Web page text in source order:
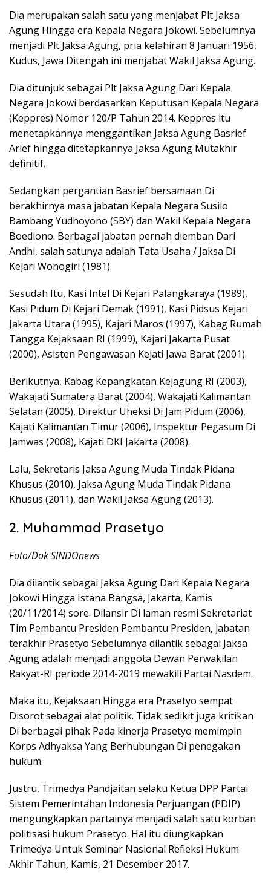
Dia merupakan salah satu yang menjabat Plt Jaksa
Agung Hingga era Kepala Negara Jokowi. Sebelumnya
menjadi Plt Jaksa Agung, pria kelahiran 8 Januari 1956,
Kudus, Jawa Ditengah ini menjabat Wakil Jaksa Agung.
Dia ditunjuk sebagai Plt Jaksa Agung Dari Kepala
Negara Jokowi berdasarkan Keputusan Kepala Negara
(Keppres) Nomor 120/P Tahun 2014. Keppres itu
menetapkannya menggantikan Jaksa Agung Basrief
Arief hingga ditetapkannya Jaksa Agung Mutakhir
definitif.
Sedangkan pergantian Basrief bersamaan Di
berakhirnya masa jabatan Kepala Negara Susilo
Bambang Yudhoyono (SBY) dan Wakil Kepala Negara
Boediono. Berbagai jabatan pernah diemban Dari
Andhi, salah satunya adalah Tata Usaha / Jaksa Di
Kejari Wonogiri (1981).
Sesudah Itu, Kasi Intel Di Kejari Palangkaraya (1989),
Kasi Pidum Di Kejari Demak (1991), Kasi Pidsus Kejari
Jakarta Utara (1995), Kajari Maros (1997), Kabag Rumah
Tangga Kejaksaan RI (1999), Kajari Jakarta Pusat
(2000), Asisten Pengawasan Kejati Jawa Barat (2001).
Berikutnya, Kabag Kepangkatan Kejagung RI (2003),
Wakajati Sumatera Barat (2004), Wakajati Kalimantan
Selatan (2005), Direktur Uheksi Di Jam Pidum (2006),
Kajati Kalimantan Timur (2006), Inspektur Pegasum Di
Jamwas (2008), Kajati DKI Jakarta (2008).
Lalu, Sekretaris Jaksa Agung Muda Tindak Pidana
Khusus (2010), Jaksa Agung Muda Tindak Pidana
Khusus (2011), dan Wakil Jaksa Agung (2013).
2. Muhammad Prasetyo
Foto/Dok SINDOnews
Dia dilantik sebagai Jaksa Agung Dari Kepala Negara
Jokowi Hingga Istana Bangsa, Jakarta, Kamis
(20/11/2014) sore. Dilansir Di laman resmi Sekretariat
Tim Pembantu Presiden Pembantu Presiden, jabatan
terakhir Prasetyo Sebelumnya dilantik sebagai Jaksa
Agung adalah menjadi anggota Dewan Perwakilan
Rakyat-RI periode 2014-2019 mewakili Partai Nasdem.
Maka itu, Kejaksaan Hingga era Prasetyo sempat
Disorot sebagai alat politik. Tidak sedikit juga kritikan
Di berbagai pihak Pada kinerja Prasetyo memimpin
Korps Adhyaksa Yang Berhubungan Di penegakan
hukum.
Justru, Trimedya Pandjaitan selaku Ketua DPP Partai
Sistem Pemerintahan Indonesia Perjuangan (PDIP)
mengungkapkan partainya menjadi salah satu korban
politisasi hukum Prasetyo. Hal itu diungkapkan
Trimedya Untuk Seminar Nasional Refleksi Hukum
Akhir Tahun, Kamis, 21 Desember 2017.